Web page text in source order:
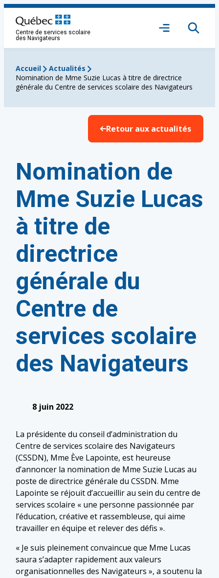
Aller
contenu
Centre de services scolaire
des Navigateurs
Ouvrir
Accueil
Actualités
Nomination de Mme Suzie Lucas à titre de directrice
générale du Centre de services scolaire des Navigateurs
Retour aux actualités
Nomination de
Mme Suzie Lucas
à titre de
directrice
générale du
Centre de
services scolaire
des Navigateurs
8 juin 2022
La présidente du conseil d’administration du
Centre de services scolaire des Navigateurs
(CSSDN), Mme Ève Lapointe, est heureuse
d’annoncer la nomination de Mme Suzie Lucas au
poste de directrice générale du CSSDN. Mme
Lapointe se réjouit d’accueillir au sein du centre de
services scolaire « une personne passionnée par
l’éducation, créative et rassembleuse, qui aime
travailler en équipe et relever des défis ».
« Je suis pleinement convaincue que Mme Lucas
saura s’adapter rapidement aux valeurs
organisationnelles des Navigateurs », a soutenu la